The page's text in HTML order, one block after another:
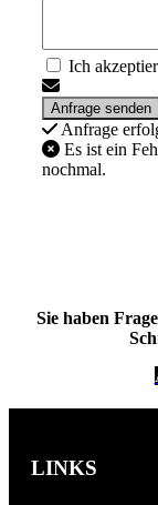
Ich
Anfrage
Es ist ein
nochmal.
Sie haben
LINKS